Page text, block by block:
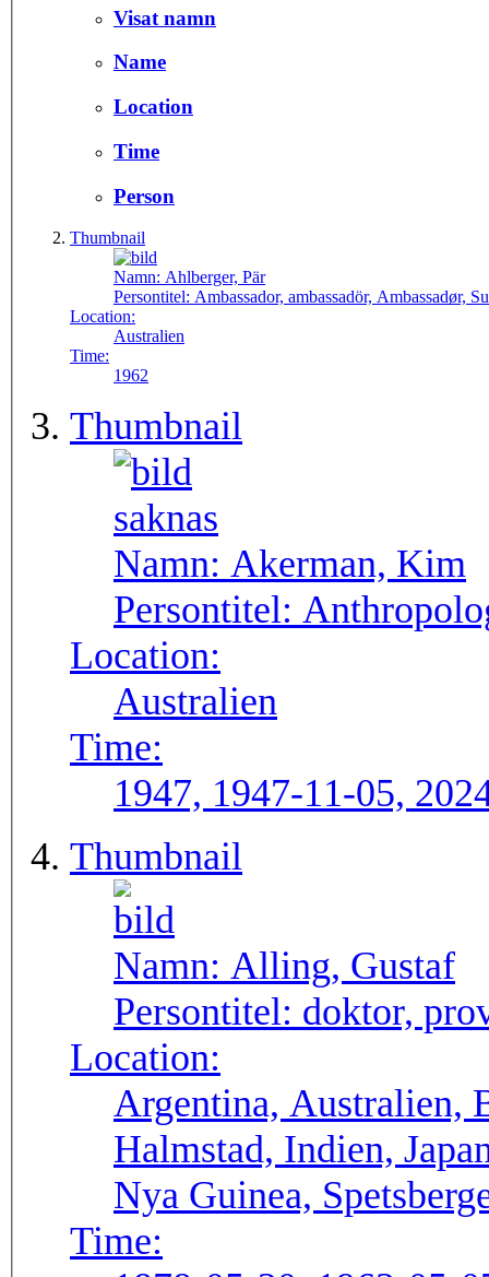
Visat namn
Name
Location
Time
Person
Thumbnail
Namn: Ahlberger, Pär
Persontitel: Ambassador, ambassadör, Ambassadør,
Location:
Australien
Time:
1962
Thumbnail
Namn: Akerman, Kim
Persontitel:
Location:
Australien
Time:
1947, 1947-11-05,
Thumbnail
Namn: Alling, Gustaf
Persontitel: doktor,
Location:
Argentina, Australien,
Halmstad, Indien,
Nya Guinea,
Time: